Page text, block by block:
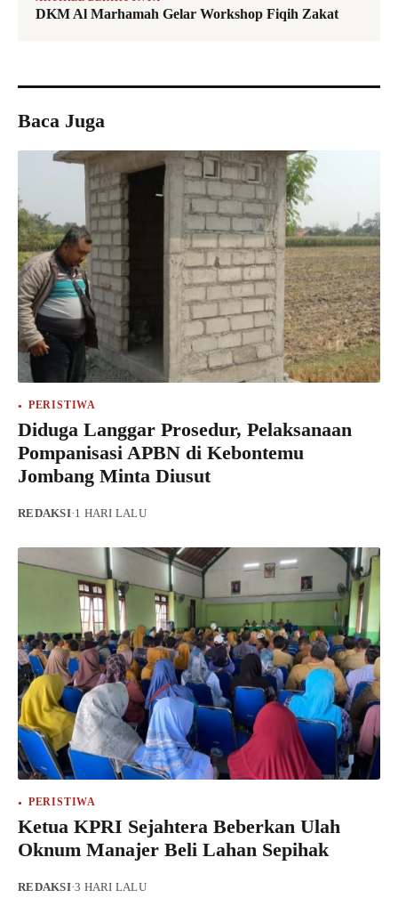
DKM Al Marhamah Gelar Workshop Fiqih Zakat
Baca Juga
PERISTIWA
Diduga Langgar Prosedur, Pelaksanaan
Pompanisasi APBN di Kebontemu
Jombang Minta Diusut
REDAKSI·1 HARI LALU
PERISTIWA
Ketua KPRI Sejahtera Beberkan Ulah
Oknum Manajer Beli Lahan Sepihak
REDAKSI·3 HARI LALU